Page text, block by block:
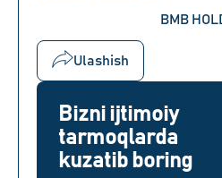
BMB
Ulashish
Bizni ijtimoiy
tarmoqlarda
kuzatib boring